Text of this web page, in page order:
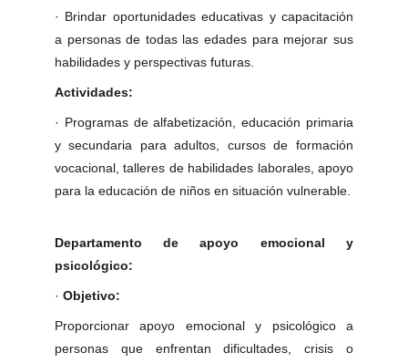
· Brindar oportunidades educativas y capacitación
a personas de todas las edades para mejorar sus
habilidades y perspectivas futuras.
Actividades:
· Programas de alfabetización, educación primaria
y secundaria para adultos, cursos de formación
vocacional, talleres de habilidades laborales, apoyo
para la educación de niños en situación vulnerable.
Departamento de apoyo emocional y
psicológico:
· Objetivo:
Proporcionar apoyo emocional y psicológico a
personas que enfrentan dificultades, crisis o